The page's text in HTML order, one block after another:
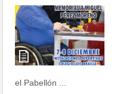
el Pabellón ...